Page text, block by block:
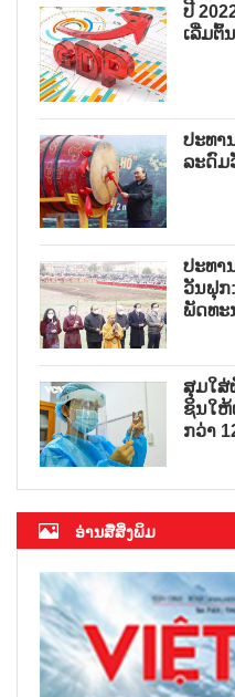
ປີ
ເລີ່ມຕົ້
ປະທາ
ລະດົມ
ປະທາ
ວັນຟຸກ
ພັດທະ
ສຸມໃສ່
ຊິນໃຫ້
ກວ່າ
ອ່ານສື່ສິ່ງພິມ